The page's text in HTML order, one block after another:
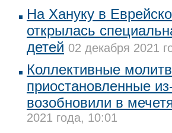
На Хануку в
открылась
детей 02 декабря 2021
Коллективные
приостановленные
возобновили в
2021 года, 10:01